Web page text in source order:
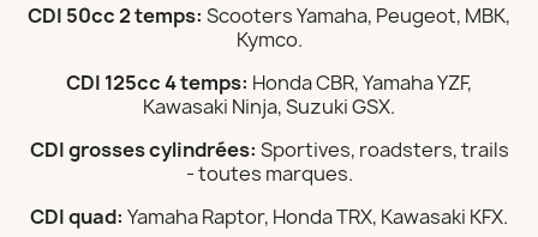
CDI 50cc 2 temps: Scooters Yamaha, Peugeot, MBK,
Kymco.
CDI 125cc 4 temps: Honda CBR, Yamaha YZF,
Kawasaki Ninja, Suzuki GSX.
CDI grosses cylindrées: Sportives, roadsters, trails
- toutes marques.
CDI quad: Yamaha Raptor, Honda TRX, Kawasaki KFX.